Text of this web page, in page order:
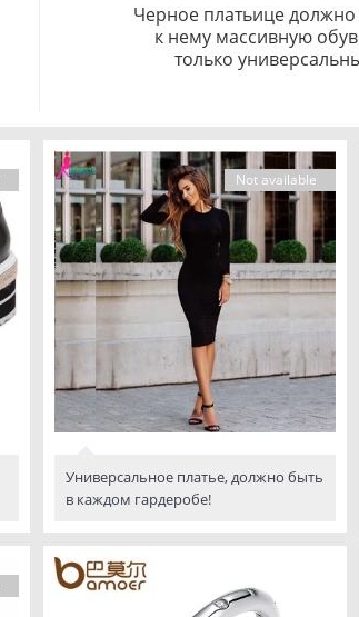
Черное платьице должно
к нему массивную
только
Not available
Универсальное платье, должно быть
в каждом гардеробе!